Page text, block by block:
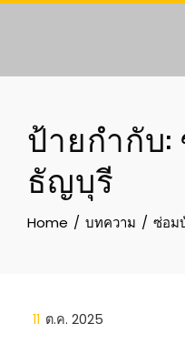
Skip
ป้ายกำกับ:
ธัญบุรี
Home บทความ ซ่อม
11 ต.ค. 2025